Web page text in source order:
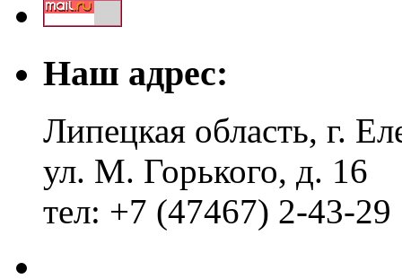
Наш адрес:
Липецкая область, г.
ул. М. Горького, д. 16
тел: +7 (47467) 2-43-29